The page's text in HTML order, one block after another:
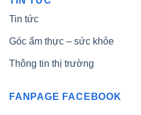
Tin tức
Góc ẩm thực – sức khỏe
Thông tin thị trường
FANPAGE FACEBOOK